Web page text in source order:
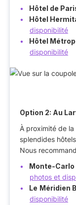
Hôtel de
Hôtel
disponibilité
Hôtel
disponibilité
Option 2: Au
À proximité de
splendides
Nous
Monte-Carlo
photos et
Le Méridien
disponibilité